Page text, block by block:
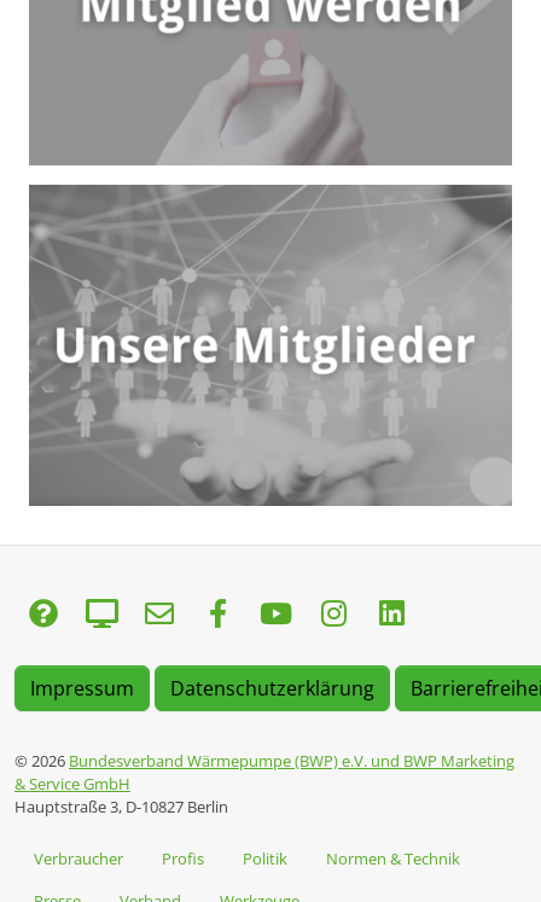
Impressum Datenschutzerklärung
© 2026 Bundesverband Wärmepumpe (BWP) e.V. und BWP Marketing
& Service GmbH
Hauptstraße 3, D-10827 Berlin
Verbraucher Profis Politik
Normen & Technik